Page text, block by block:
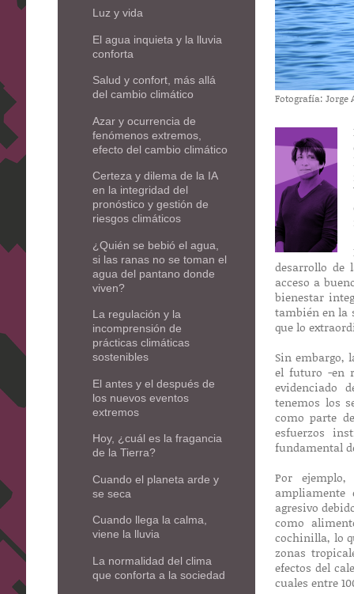
Fotografía: Jorge
desarrollo de
acceso a
bienestar
también en la
que lo
Sin embargo,
el futuro -en
evidenciado
tenemos los
como parte
esfuerzos
fundamental
Por
ampliamente
agresivo
como
cochinilla, lo
zonas
efectos del
cuales entre
Luz y vida
El agua inquieta y la lluvia
conforta
Salud y confort, más allá
del cambio climático
Azar y ocurrencia de
fenómenos extremos,
efecto del cambio climático
Certeza y dilema de la IA
en la integridad del
pronóstico y gestión de
riesgos climáticos
¿Quién se bebió el agua,
si las ranas no se toman el
agua del pantano donde
viven?
La regulación y la
incomprensión de
prácticas climáticas
sostenibles
El antes y el después de
los nuevos eventos
extremos
Hoy, ¿cuál es la fragancia
de la Tierra?
Cuando el planeta arde y
se seca
Cuando llega la calma,
viene la lluvia
La normalidad del clima
que conforta a la sociedad